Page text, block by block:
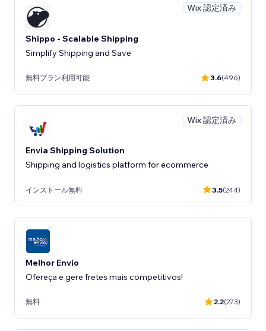
Wix 認定済み
Shippo - Scalable Shipping
Simplify Shipping and Save
無料プラン利用可能 3.6(496)
Wix 認定済み
Envia Shipping Solution
Shipping and logistics platform for ecommerce
インストール無料 3.5(244)
Melhor Envio
Ofereça e gere fretes mais competitivos!
無料 2.2(273)